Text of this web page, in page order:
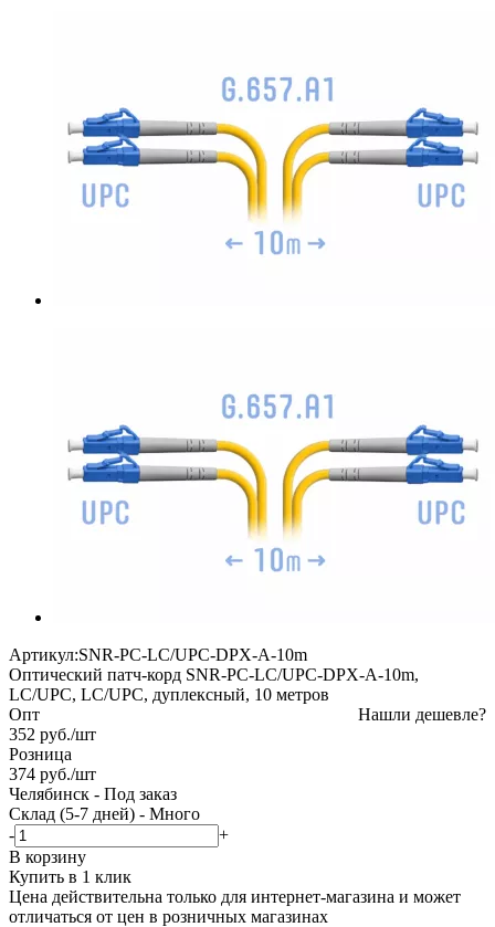
Артикул:SNR-PC-LC/UPC-DPX-A-10m
Оптический патч-корд SNR-PC-LC/UPC-DPX-A-10m,
LC/UPC, LC/UPC, дуплексный, 10 метров
Нашли дешевле?
Опт
352 руб./шт
Розница
374 руб./шт
Челябинск - Под заказ
Склад (5-7 дней) - Много
-
+
В корзину
Купить в 1 клик
Цена действительна только для интернет-магазина и может
отличаться от цен в розничных магазинах